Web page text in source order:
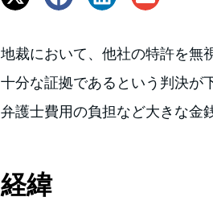
地裁において、他社の特許を無
十分な証拠であるという判決が
弁護士費用の負担など大きな金
経緯